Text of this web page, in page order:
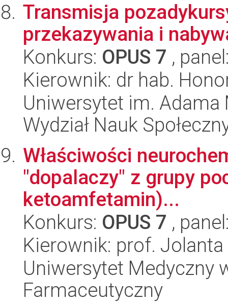
Transmisja
przekazywania i
Konkurs: OPUS 7 ,
Kierownik: dr hab.
Uniwersytet im.
Wydział Nauk
Właściwości
"dopalaczy" z grupy
ketoamfetamin)...
Konkurs: OPUS 7 ,
Kierownik: prof.
Uniwersytet Medyczny
Farmaceutyczny